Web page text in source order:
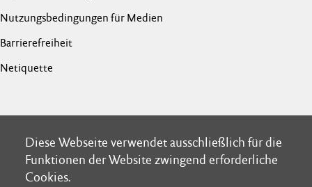
Diese Webseite verwendet ausschließlich für die
Funktionen der Website zwingend erforderliche
Cookies.
Diese Webseite verwendet ausschließlich für die
Funktionen der Website zwingend erforderliche
Cookies.
Nutzungsbedingungen für Medien
Barrierefreiheit
Netiquette